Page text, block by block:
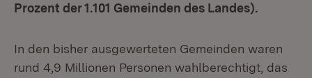
Prozent der 1.101 Gemeinden des Landes).
In den bisher ausgewerteten Gemeinden waren
rund 4,9 Millionen Personen wahlberechtigt, das